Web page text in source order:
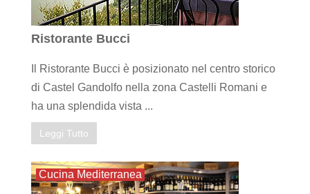
Ristorante Bucci
Il Ristorante Bucci è posizionato nel centro storico
di Castel Gandolfo nella zona Castelli Romani e
ha una splendida vista ...
Leggi Tutto
Cucina Mediterranea